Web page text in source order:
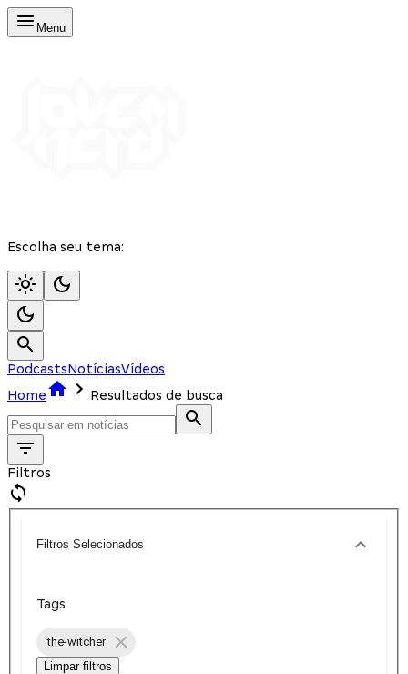
Menu
Escolha seu tema:
PodcastsNotíciasVídeos
Home
Resultados de busca
Filtros
Filtros Selecionados
Tags
the-witcher
Limpar filtros